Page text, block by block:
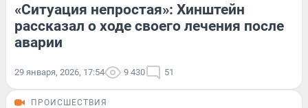
«Ситуация непростая»: Хинштейн
рассказал о ходе своего лечения после
аварии
29 января, 2026, 17:54 9 430 51
ПРОИСШЕСТВИЯ